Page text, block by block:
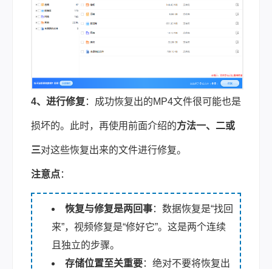
4、进行修复 ：成功恢复出的MP4文件很可能也是
损坏的。此时，再使用前面介绍的方法一、二或
三对这些恢复出来的文件进行修复。
注意点：
恢复与修复是两回事：数据恢复是“找回
来”，视频修复是“修好它”。这是两个连续
且独立的步骤。
存储位置至关重要：绝对不要将恢复出